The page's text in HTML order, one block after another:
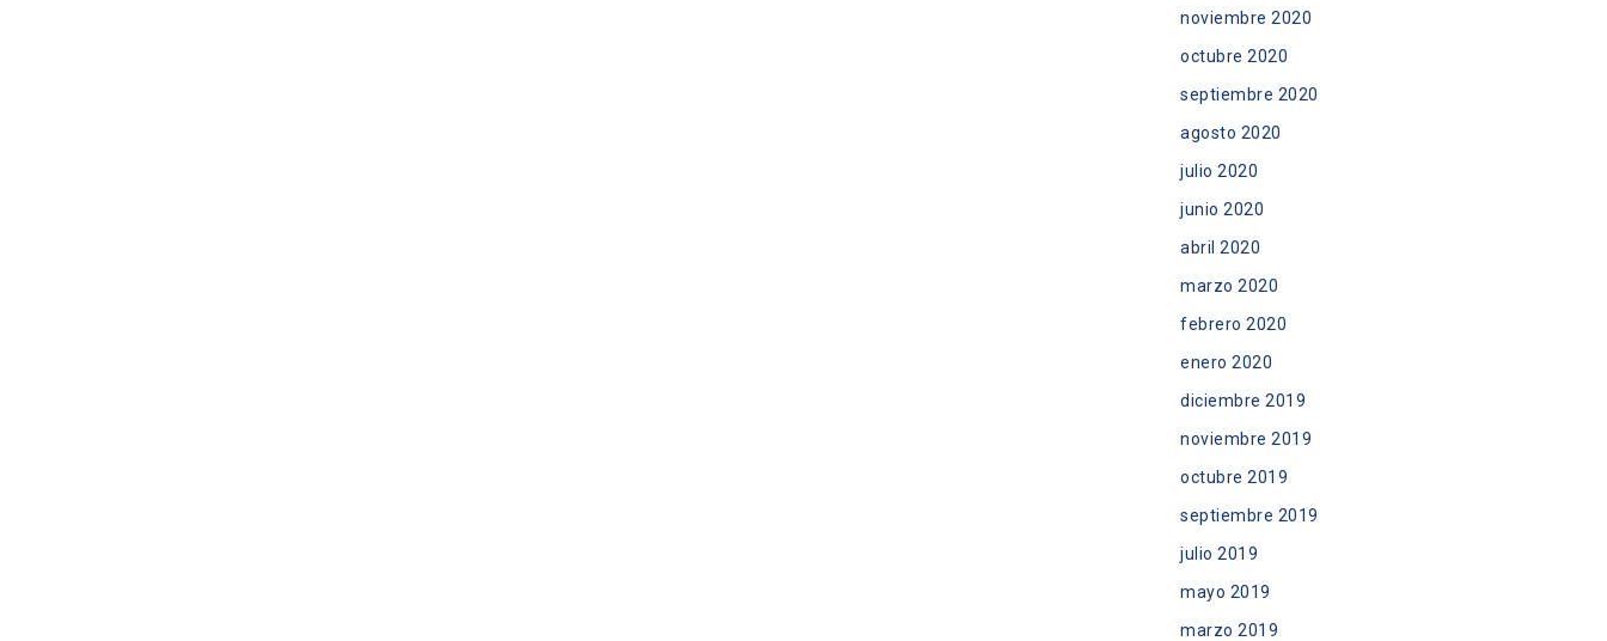
noviembre 2020
octubre 2020
septiembre 2020
agosto 2020
julio 2020
junio 2020
abril 2020
marzo 2020
febrero 2020
enero 2020
diciembre 2019
noviembre 2019
octubre 2019
septiembre 2019
julio 2019
mayo 2019
marzo 2019